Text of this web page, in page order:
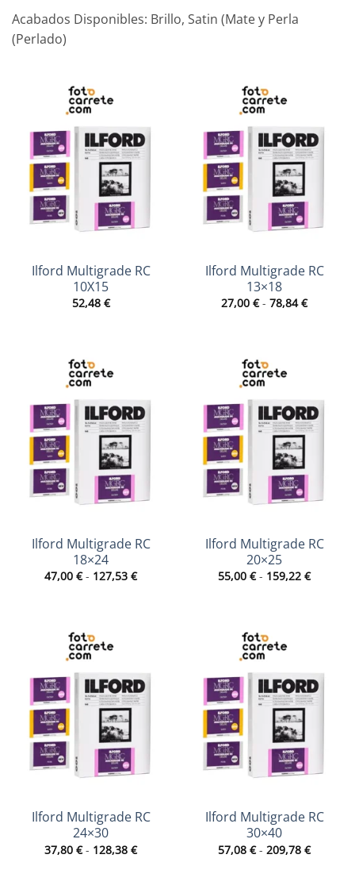
Acabados Disponibles: Brillo, Satin (Mate y Perla
(Perlado)
Ilford Multigrade RC
10X15
52,48 €
Ilford Multigrade RC
13×18
27,00 € - 78,84€Rango
de
Ilford Multigrade RC
18×24
47,00 € - 127,53 €Rango
Ilford Multigrade RC
20×25
55,00 € - 159,22 €Rango
Ilford Multigrade RC
24×30
37,80 € - 128,38 €Rango
de
Ilford Multigrade RC
30×40
57,08 € - 209,78 €Rango
de